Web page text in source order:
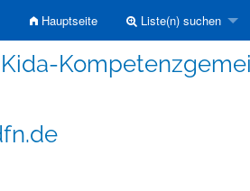
Hauptseite Liste(n) suchen